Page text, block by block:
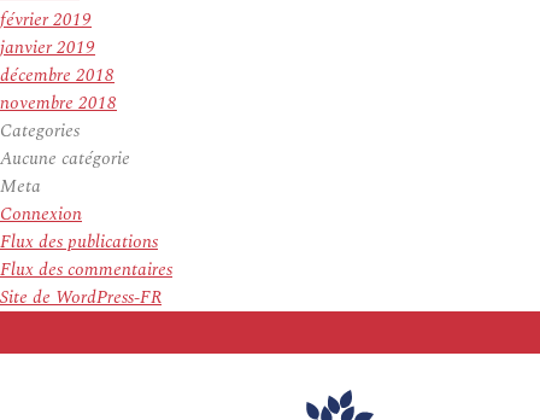
février 2019
janvier 2019
décembre 2018
novembre 2018
Categories
Aucune catégorie
Meta
Connexion
Flux des publications
Flux des commentaires
Site de WordPress-FR